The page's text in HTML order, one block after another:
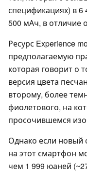
спецификациях) в
500 мАч, в отличие
Ресурс Experience
предполагаемую
которая говорит о
версия цвета
второму, более
фиолетового, на
просочившемся
Однако если новый
на этот смартфон
чем 1 999 юаней